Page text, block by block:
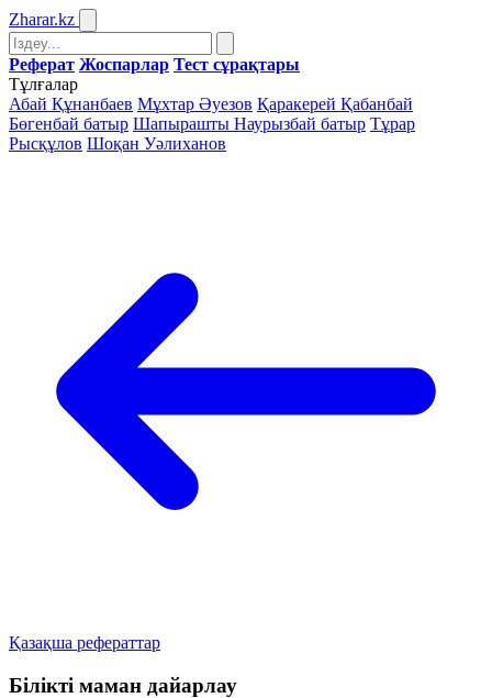
Zharar.kz
Реферат Жоспарлар Тест сұрақтары
Тұлғалар
Абай Құнанбаев Мұхтар Әуезов Қаракерей Қабанбай
Бөгенбай батыр Шапырашты Наурызбай батыр Тұрар
Рысқұлов Шоқан Уәлиханов
Қазақша рефераттар
Білікті маман дайарлау